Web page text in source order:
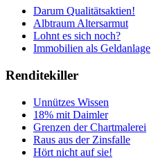
Darum Qualitätsaktien!
Albtraum Altersarmut
Lohnt es sich noch?
Immobilien als Geldanlage
Renditekiller
Unnützes Wissen
18% mit Daimler
Grenzen der Chartmalerei
Raus aus der Zinsfalle
Hört nicht auf sie!